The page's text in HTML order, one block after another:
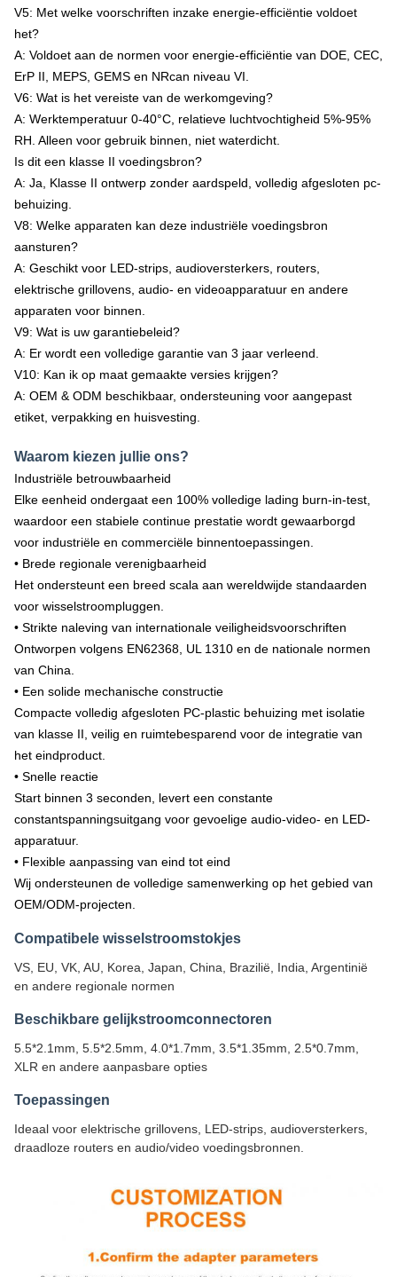
V5: Met welke voorschriften inzake energie-efficiëntie voldoet
het?
A: Voldoet aan de normen voor energie-efficiëntie van DOE, CEC,
ErP II, MEPS, GEMS en NRcan niveau VI.
V6: Wat is het vereiste van de werkomgeving?
A: Werktemperatuur 0-40°C, relatieve luchtvochtigheid 5%-95%
RH. Alleen voor gebruik binnen, niet waterdicht.
Is dit een klasse II voedingsbron?
A: Ja, Klasse II ontwerp zonder aardspeld, volledig afgesloten pc-
behuizing.
V8: Welke apparaten kan deze industriële voedingsbron
aansturen?
A: Geschikt voor LED-strips, audioversterkers, routers,
elektrische grillovens, audio- en videoapparatuur en andere
apparaten voor binnen.
V9: Wat is uw garantiebeleid?
A: Er wordt een volledige garantie van 3 jaar verleend.
V10: Kan ik op maat gemaakte versies krijgen?
A: OEM & ODM beschikbaar, ondersteuning voor aangepast
etiket, verpakking en huisvesting.
Waarom kiezen jullie ons?
Industriële betrouwbaarheid
Elke eenheid ondergaat een 100% volledige lading burn-in-test,
waardoor een stabiele continue prestatie wordt gewaarborgd
voor industriële en commerciële binnentoepassingen.
• Brede regionale verenigbaarheid
Het ondersteunt een breed scala aan wereldwijde standaarden
voor wisselstroompluggen.
• Strikte naleving van internationale veiligheidsvoorschriften
Ontworpen volgens EN62368, UL 1310 en de nationale normen
van China.
• Een solide mechanische constructie
Compacte volledig afgesloten PC-plastic behuizing met isolatie
van klasse II, veilig en ruimtebesparend voor de integratie van
het eindproduct.
• Snelle reactie
Start binnen 3 seconden, levert een constante
constantspanningsuitgang voor gevoelige audio-video- en LED-
apparatuur.
• Flexible aanpassing van eind tot eind
Wij ondersteunen de volledige samenwerking op het gebied van
OEM/ODM-projecten.
Compatibele wisselstroomstokjes
VS, EU, VK, AU, Korea, Japan, China, Brazilië, India, Argentinië
en andere regionale normen
Beschikbare gelijkstroomconnectoren
5.5*2.1mm, 5.5*2.5mm, 4.0*1.7mm, 3.5*1.35mm, 2.5*0.7mm,
XLR en andere aanpasbare opties
Toepassingen
Ideaal voor elektrische grillovens, LED-strips, audioversterkers,
draadloze routers en audio/video voedingsbronnen.